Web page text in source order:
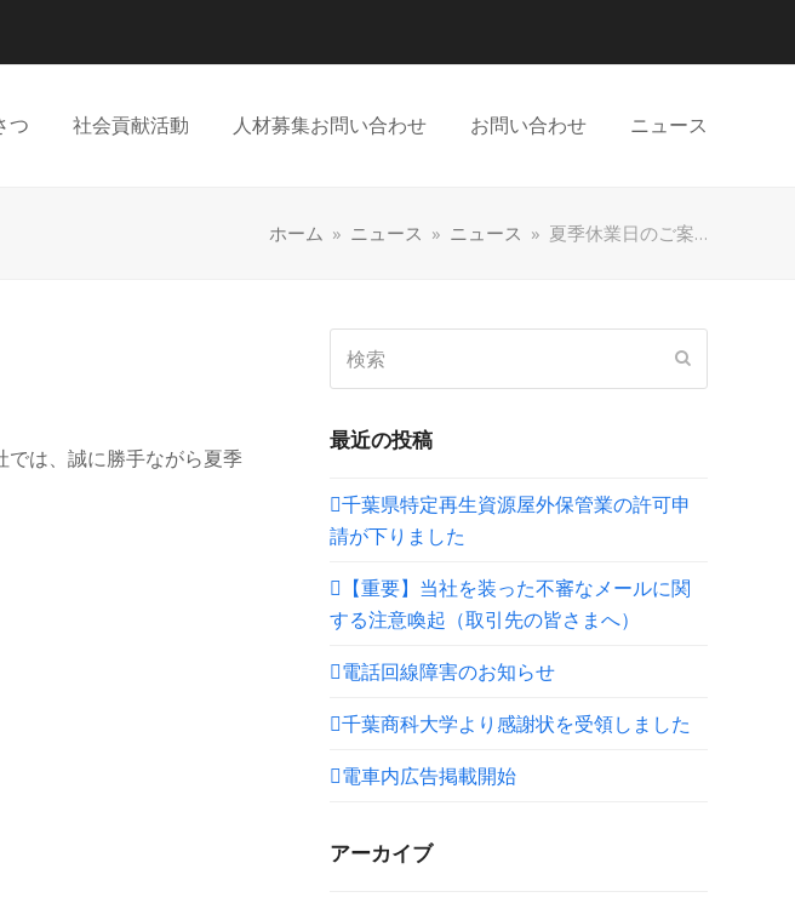
つ 社会貢献活動 人材募集お問い合わせ お問い合わせ ニュース
ホーム » ニュース » ニュース » 夏季休業日のご案…
は、誠に勝手ながら夏季
最近の投稿
千葉県特定再生資源屋外保管業の許可申
請が下りました
【重要】当社を装った不審なメールに関
する注意喚起（取引先の皆さまへ）
電話回線障害のお知らせ
千葉商科大学より感謝状を受領しました
電車内広告掲載開始
アーカイブ